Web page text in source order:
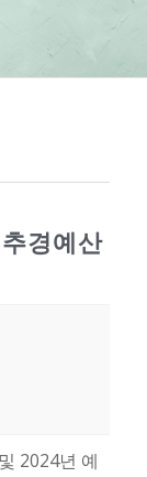
경예산
2024년 예